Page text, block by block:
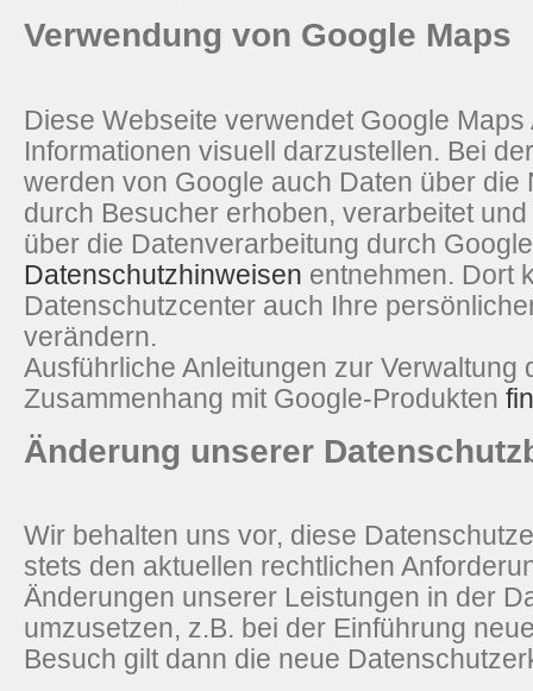
Verwendung von Google Maps
Diese Webseite verwendet Google
Informationen visuell darzustellen. Bei
werden von Google auch Daten über
durch Besucher erhoben, verarbeitet
über die Datenverarbeitung durch
Datenschutzhinweisen entnehmen. Dort
Datenschutzcenter auch Ihre
verändern.
Ausführliche Anleitungen zur Verwaltung
Zusammenhang mit Google-Produkten
Änderung unserer
Wir behalten uns vor, diese
stets den aktuellen rechtlichen
Änderungen unserer Leistungen in der
umzusetzen, z.B. bei der Einführung
Besuch gilt dann die neue